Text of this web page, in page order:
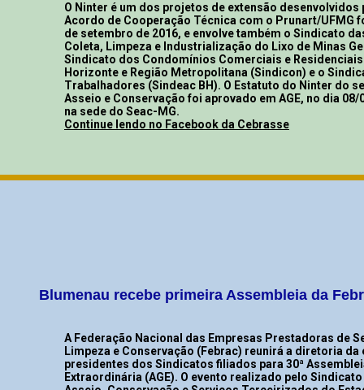
O Ninter é um dos projetos de extensão desenvolvidos
Acordo de Cooperação Técnica com o Prunart/UFMG
de setembro de 2016, e envolve também o Sindicato
Coleta, Limpeza e Industrialização do Lixo de Minas
Sindicato dos Condomínios Comerciais e
Horizonte e Região Metropolitana (Sindicon) e o
Trabalhadores (Sindeac BH). O Estatuto do Ninter do
Asseio e Conservação foi aprovado em AGE, no dia
na sede do Seac-MG.
Continue lendo no Facebook da Cebrasse
Blumenau recebe primeira Assembleia da
A Federação Nacional das Empresas Prestadoras de
Limpeza e Conservação (Febrac) reunirá a diretoria da
presidentes dos Sindicatos filiados para 30ª
Extraordinária (AGE). O evento realizado pelo